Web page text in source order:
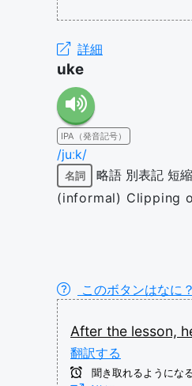
詳細
uke
IPA（発音記号）
/juːk/
名詞 略語 別表記 短
(informal) Clipping
このボタンはなに？
After the lesson,
翻訳する
聞き取れるようにな